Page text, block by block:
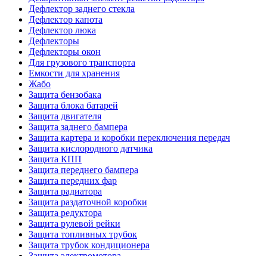
Дефлектор заднего стекла
Дефлектор капота
Дефлектор люка
Дефлекторы
Дефлекторы окон
Для грузового транспорта
Емкости для хранения
Жабо
Защита бензобака
Защита блока батарей
Защита двигателя
Защита заднего бампера
Защита картера и коробки переключения передач
Защита кислородного датчика
Защита КПП
Защита переднего бампера
Защита передних фар
Защита радиатора
Защита раздаточной коробки
Защита редуктора
Защита рулевой рейки
Защита топливных трубок
Защита трубок кондиционера